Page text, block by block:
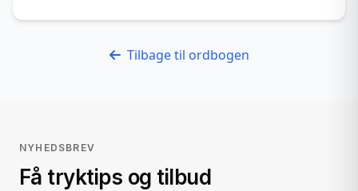
Tilbage til ordbogen
NYHEDSBREV
Få tryktips og tilbud